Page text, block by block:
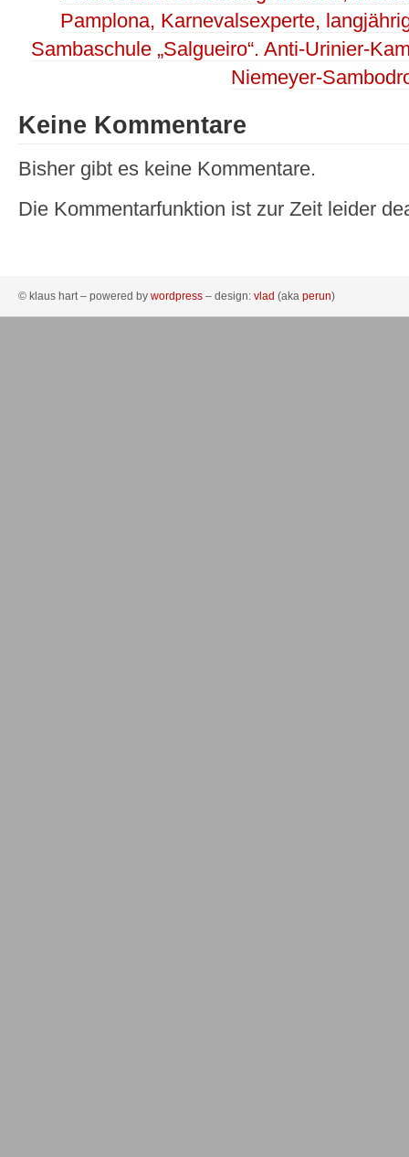
Pamplona, Karnevalsexperte,
Sambaschule „Salgueiro“. Anti-Urinier-
Niemeyer-
Keine Kommentare
Bisher gibt es keine Kommentare.
Die Kommentarfunktion ist zur Zeit leider
© klaus hart – powered by wordpress – design: vlad (aka perun)